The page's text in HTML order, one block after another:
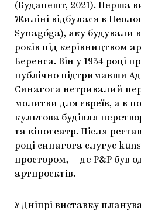
(Будапешт, 2021). Перша
Жиліні відбулася в
Synagóga), яку будували
років під керівництвом
Беренса. Він у 1934 році
публічно підтримавши
Синагога нетривалий
молитви для євреїв, а в
культова будівля
та кінотеатр. Після
році синагога слугує
простором, — де P&P був
артпроєктів.
У Дніпрі виставку